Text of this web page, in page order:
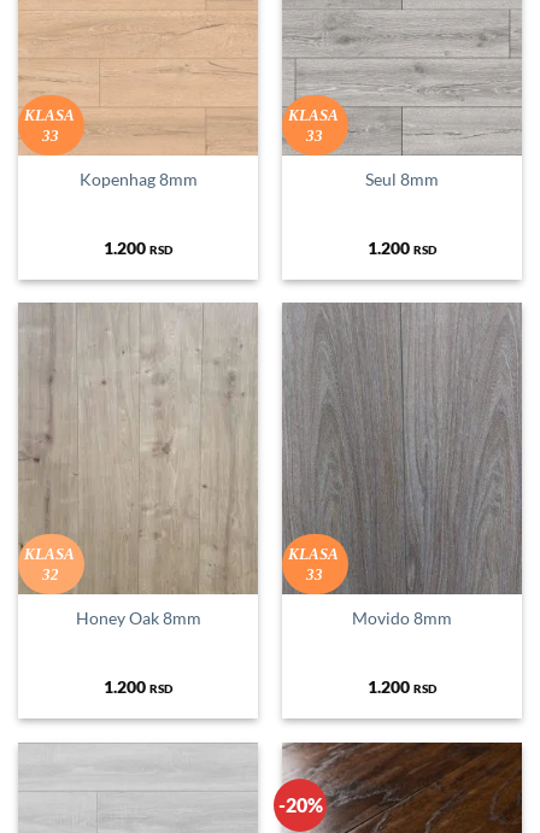
KLASA
33
Kopenhag 8mm
1.200 RSD
KLASA
33
Seul 8mm
1.200 RSD
KLASA
32
Honey Oak 8mm
1.200 RSD
KLASA
33
Movido 8mm
1.200 RSD
-20%